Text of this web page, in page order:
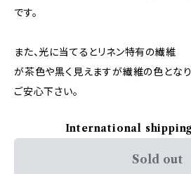
です。
また、光に当てるとリネン特有の繊維
が茶色や黒く見えますが繊維の色とな
ご安心下さい。
International
Sold out